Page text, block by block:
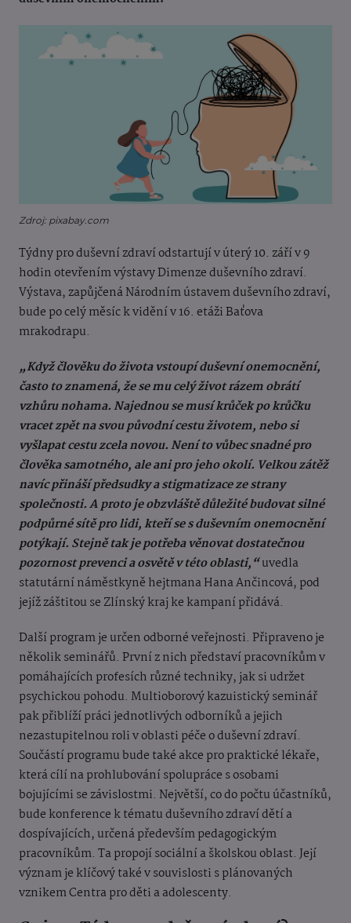
Zdroj: pixabay.com
Týdny pro duševní zdraví odstartují v úterý 10. září v 9
hodin otevřením výstavy Dimenze duševního zdraví.
Výstava, zapůjčená Národním ústavem duševního zdraví,
bude po celý měsíc k vidění v 16. etáži Baťova
mrakodrapu.
„Když člověku do života vstoupí duševní onemocnění,
často to znamená, že se mu celý život rázem obrátí
vzhůru nohama. Najednou se musí krůček po krůčku
vracet zpět na svou původní cestu životem, nebo si
vyšlapat cestu zcela novou. Není to vůbec snadné pro
člověka samotného, ale ani pro jeho okolí. Velkou zátěž
navíc přináší předsudky a stigmatizace ze strany
společnosti. A proto je obzvláště důležité budovat silné
podpůrné sítě pro lidi, kteří se s duševním onemocnění
potýkají. Stejně tak je potřeba věnovat dostatečnou
pozornost prevenci a osvětě v této oblasti,“uvedla
statutární náměstkyně hejtmana Hana Ančincová, pod
jejíž záštitou se Zlínský kraj ke kampaní přidává.
Další program je určen odborné veřejnosti. Připraveno je
několik seminářů. První z nich představí pracovníkům v
pomáhajících profesích různé techniky, jak si udržet
psychickou pohodu. Multioborový kazuistický seminář
pak přiblíží práci jednotlivých odborníků a jejich
nezastupitelnou roli v oblasti péče o duševní zdraví.
Součástí programu bude také akce pro praktické lékaře,
která cílí na prohlubování spolupráce s osobami
bojujícími se závislostmi. Největší, co do počtu účastníků,
bude konference k tématu duševního zdraví dětí a
dospívajících, určená především pedagogickým
pracovníkům. Ta propojí sociální a školskou oblast. Její
význam je klíčový také v souvislosti s plánovaných
vznikem Centra pro děti a adolescenty.